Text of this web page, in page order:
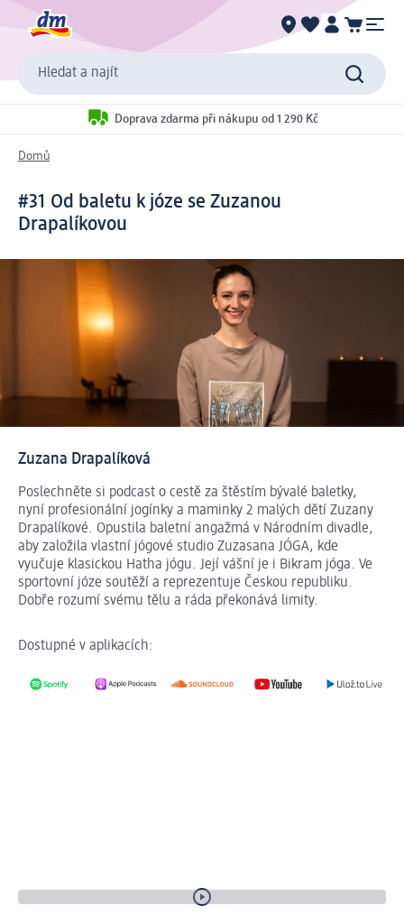
Hledat a najít
Doprava zdarma při nákupu od 1 290 Kč
Domů
#31 Od baletu k józe se Zuzanou
Drapalíkovou
Zuzana Drapalíková
Poslechněte si podcast o cestě za štěstím bývalé baletky,
nyní profesionální jogínky a maminky 2 malých dětí Zuzany
Drapalíkové. Opustila baletní angažmá v Národním divadle,
aby založila vlastní jógové studio Zuzasana JÓGA, kde
vyučuje klasickou Hatha jógu. Její vášní je i Bikram jóga. Ve
sportovní józe soutěží a reprezentuje Českou republiku.
Dobře rozumí svému tělu a ráda překonává limity.
Dostupné v aplikacích: